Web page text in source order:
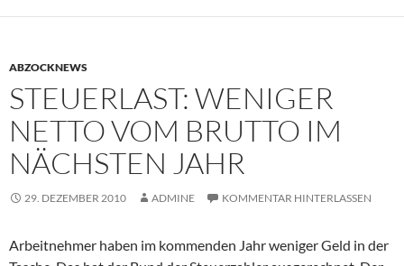
ABZOCKNEWS
STEUERLAST: WENIGER
NETTO VOM BRUTTO IM
NÄCHSTEN JAHR
29. DEZEMBER 2010 ADMINE KOMMENTAR HINTERLASSEN
Arbeitnehmer haben im kommenden Jahr weniger Geld in der